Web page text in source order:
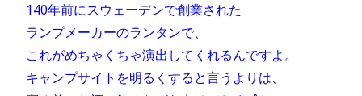
140年前にスウェーデンで創業された
ランプメーカーのランタンで、
これがめちゃくちゃ演出してくれるんですよ。
キャンプサイトを明るくすると言うよりは、